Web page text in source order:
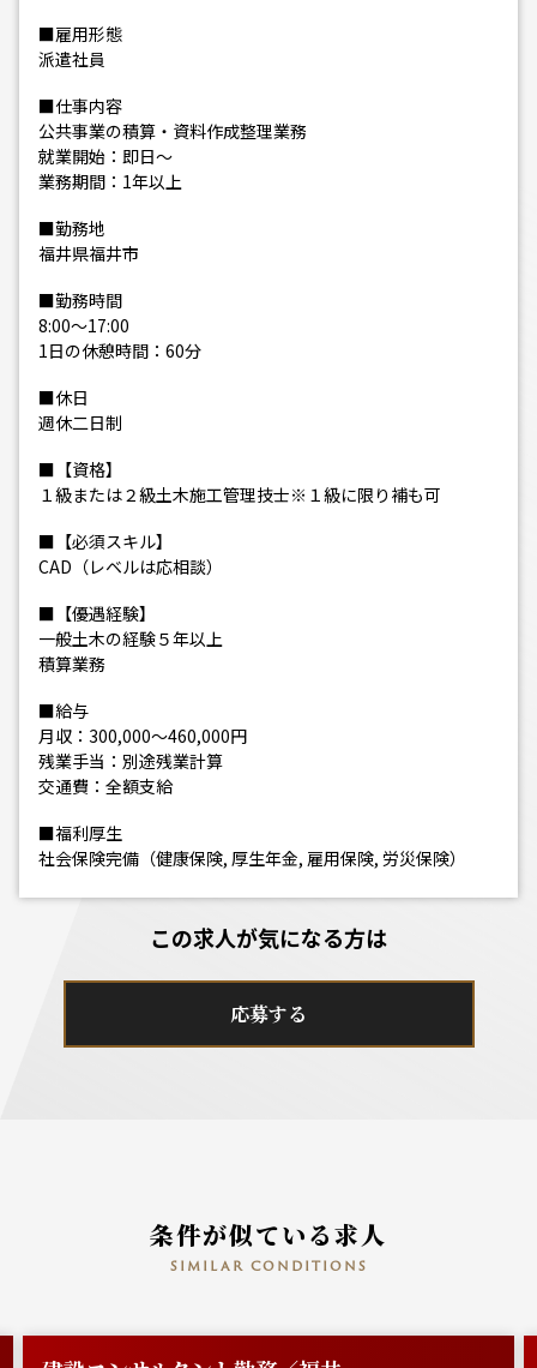
■雇用形態
派遣社員
■仕事内容
公共事業の積算・資料作成整理業務
就業開始：即日～
業務期間：1年以上
■勤務地
福井県福井市
■勤務時間
8:00～17:00
1日の休憩時間：60分
■休日
週休二日制
■【資格】
１級または２級土木施工管理技士※１級に限り補も可
■【必須スキル】
CAD（レベルは応相談）
■【優遇経験】
一般土木の経験５年以上
積算業務
■給与
月収：300,000～460,000円
残業手当：別途残業計算
交通費：全額支給
■福利厚生
社会保険完備（健康保険, 厚生年金, 雇用保険, 労災保険）
この求人が気になる方は
応募する
条件が似ている求人
similar conditions